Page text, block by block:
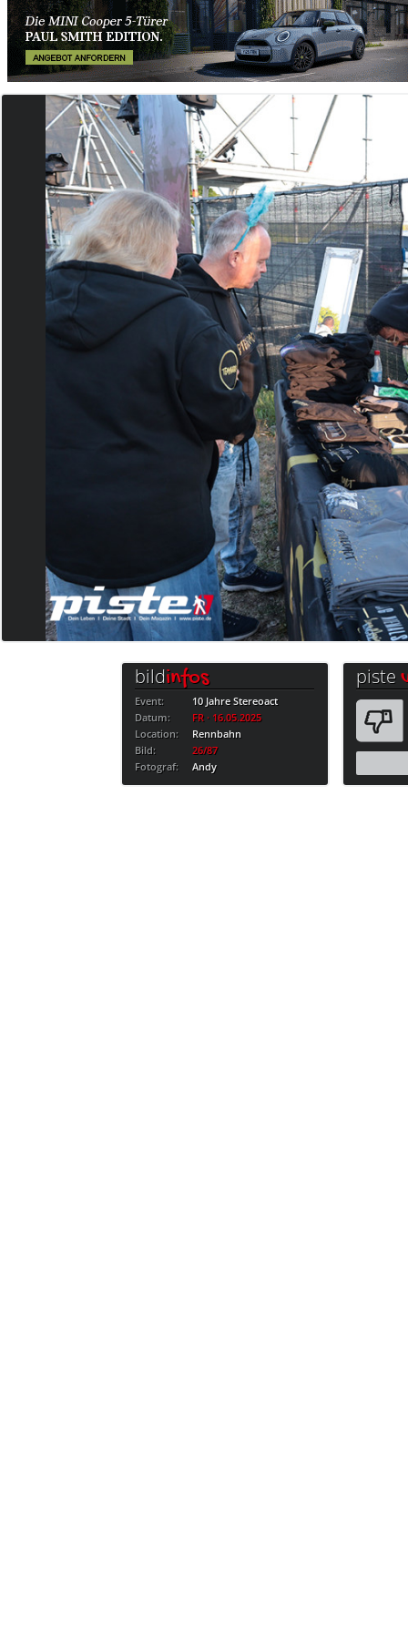
bildinfos
Event:
10 Jahre Stereoact
Datum:
FR · 16.05.2025
Location:
Rennbahn
Bild:
26/87
Fotograf:
Andy
piste